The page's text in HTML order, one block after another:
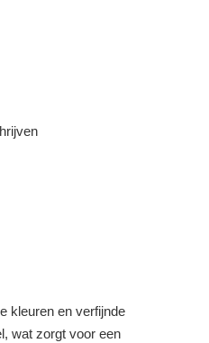
kleuren en verfijnde
wat zorgt voor een